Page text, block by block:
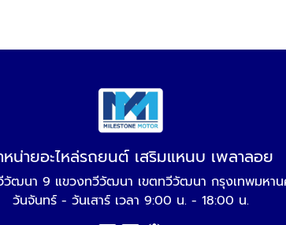
หน่ายอะไหล่รถยนต์ เสริมแหนบ เพลาลอย
ฒนา 9 แขวงทวีวัฒนา เขตทวีวัฒนา กรุงเทพมหาน
วันจันทร์ - วันเสาร์ เวลา 9:00 น. - 18:00 น.